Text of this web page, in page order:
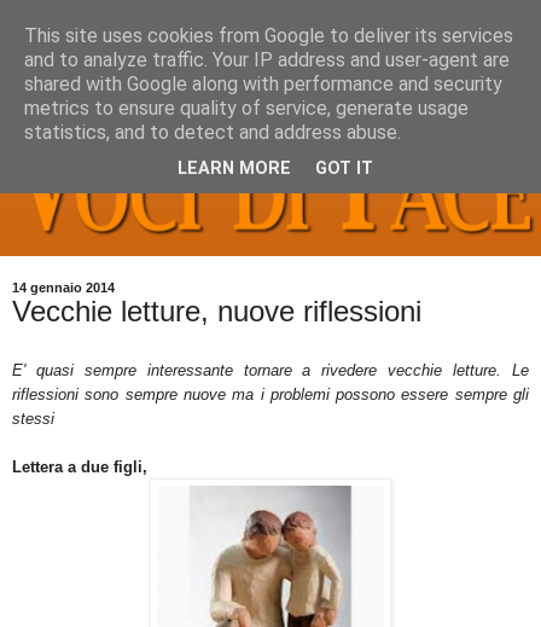
14 gennaio 2014
Vecchie letture, nuove riflessioni
E' quasi sempre interessante tornare a rivedere vecchie letture. Le
riflessioni sono sempre nuove ma i problemi possono essere sempre gli
stessi
Lettera a due figli,
This site uses cookies from Google to deliver its services
and to analyze traffic. Your IP address and user-agent are
shared with Google along with performance and security
metrics to ensure quality of service, generate usage
statistics, and to detect and address abuse.
LEARN MORE GOT IT